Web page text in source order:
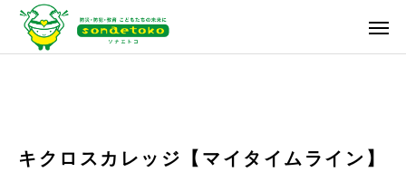
キクロスカレッジ【マイタイムライン】